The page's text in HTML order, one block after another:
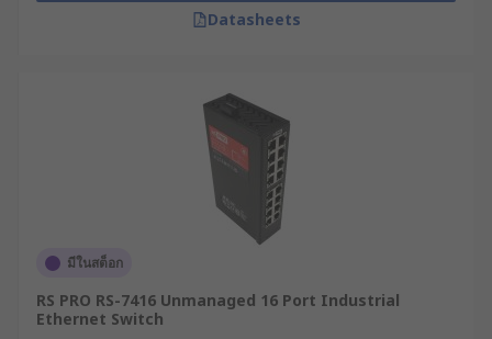
ข้อมูล MAC address ของอุปกรณ์ต่าง ๆ แล้วจึงส่งต่อ
กระบวนการนี้จะช่วยเพิ่มประสิทธิภาพการทำงานของ
ระบบเครือข่าย ด้วยการลดปริมาณการรับส่งข้อมูลที่ไม่
จำเป็น และช่วยจำกัดขอบเขตการชนกันของข้อมูลให้
แคบลง ซึ่งถือเป็นคุณสมบัติที่จำเป็นอย่างยิ่งสำหรับ
สภาพแวดล้อมทางธุรกิจและอุตสาหกรรมที่มีการแลก
เปลี่ยนข้อมูลความเร็วสูงอยู่ตลอดเวลา
เน็ตเวิร์กสวิตซ์ กับ สวิตช์ฮับ
แตกต่างกันอย่างไร ?
Datasheets
มีในสต็อก
RS PRO RS-7416 Unmanaged 16 Port Industrial
Ethernet Switch